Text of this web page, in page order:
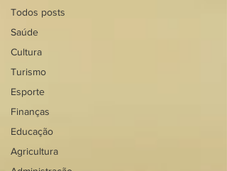
Todos posts
Saúde
Cultura
Turismo
Esporte
Finanças
Educação
Agricultura